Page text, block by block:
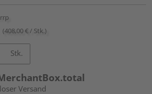
(408,00 € / Stk.)
Stk.
Versand